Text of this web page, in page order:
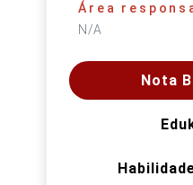
Área
N/A
Nota